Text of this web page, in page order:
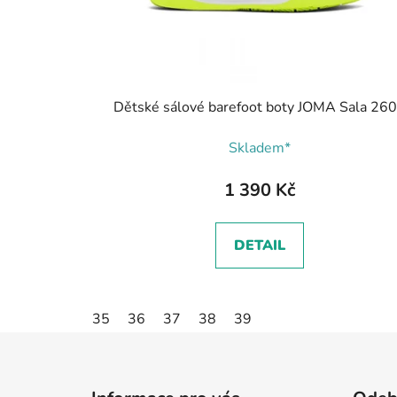
Dětské sálové barefoot boty JOMA Sala
Skladem*
1 390 Kč
DETAIL
35 36 37 38 39